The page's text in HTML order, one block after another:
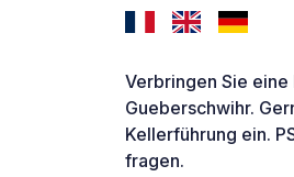
Verbringen Sie eine
Gueberschwihr.
Kellerführung ein.
fragen.